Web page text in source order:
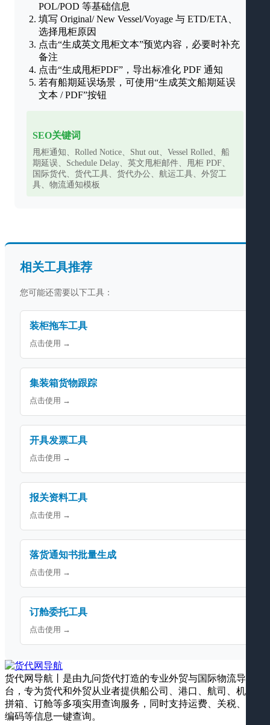
POL/POD 等基础信息
填写 Original/ New Vessel/Voyage 与 ETD/ETA、
选择甩柜原因
点击“生成英文甩柜文本”预览内容，必要时补充
备注
点击“生成甩柜PDF”，导出标准化 PDF 通知
若有船期延误场景，可使用“生成英文船期延误
文本 / PDF”按钮
SEO关键词
甩柜通知、Rolled Notice、Shut out、Vessel Rolled、船
期延误、Schedule Delay、英文甩柜邮件、甩柜 PDF、
国际货代、货代工具、货代办公、航运工具、外贸工
具、物流通知模板
相关工具推荐
您可能还需要以下工具：
装柜拖车工具
点击使用 →
集装箱货物跟踪
点击使用 →
开具发票工具
点击使用 →
报关资料工具
点击使用 →
落货通知书批量生成
点击使用 →
订舱委托工具
点击使用 →
货代网导航丨是由九问货代打造的专业外贸与国际物流导航平
台，专为货代和外贸从业者提供船公司、港口、航司、机场、
拼箱、订舱等多项实用查询服务，同时支持运费、关税、海关
编码等信息一键查询。